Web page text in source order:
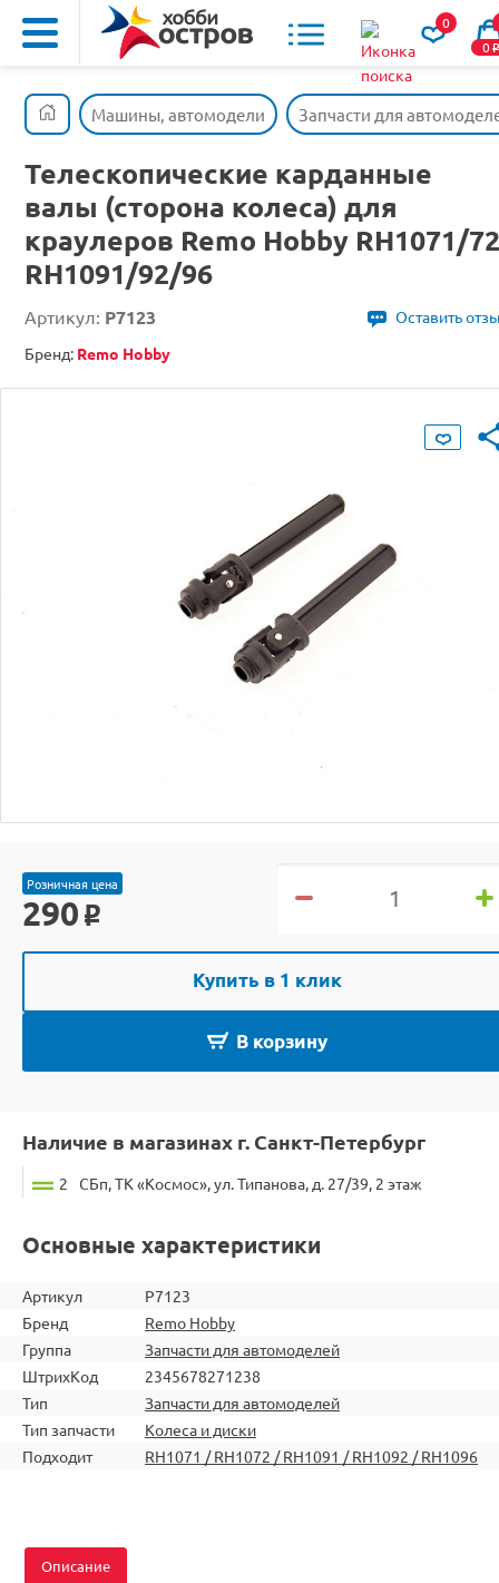
0
0o
Машины, автомодели Запчасти для
Телескопические карданные
валы (сторона колеса) для
краулеров Remo Hobby RH1071/
RH1091/92/96
Артикул: P7123
Оставить
Бренд: Remo Hobby
Розничная цена
290 o
Купить в 1 клик
В корзину
Наличие в магазинах г. Санкт-Петербург
2 СБп, ТК «Космос», ул. Типанова, д. 27/39, 2 этаж
Основные характеристики
Артикул
P7123
Бренд
Remo Hobby
Группа
Запчасти для автомоделей
ШтрихКод
2345678271238
Тип
Запчасти для автомоделей
Тип запчасти
Колеса и диски
Подходит
RH1071 / RH1072 / RH1091 / RH1092 / RH1096
Описание